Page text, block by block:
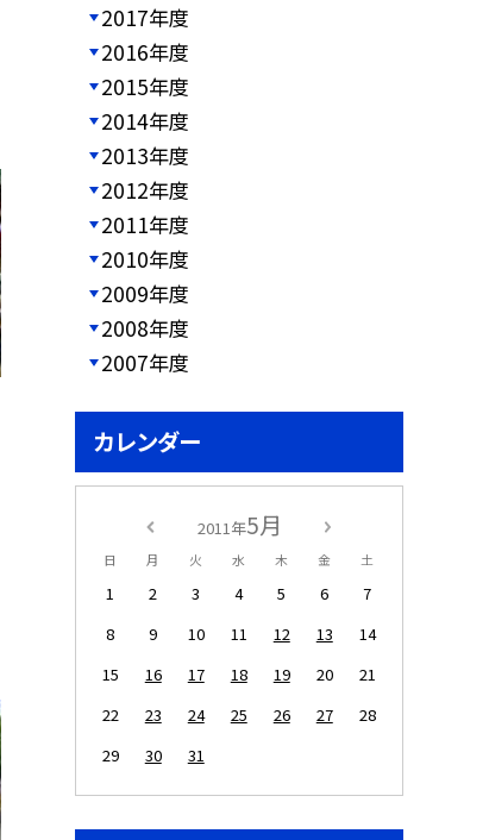
2017年度
2016年度
2015年度
2014年度
2013年度
2012年度
2011年度
2010年度
2009年度
2008年度
2007年度
カレンダー
2011年5月
日 月 火 水 木 金 土
1 2 3 4 5 6
7
8
9 10 11 12 13
14
15
16 17 18 19 20
21
22
23 24 25 26 27
28
29
30 31